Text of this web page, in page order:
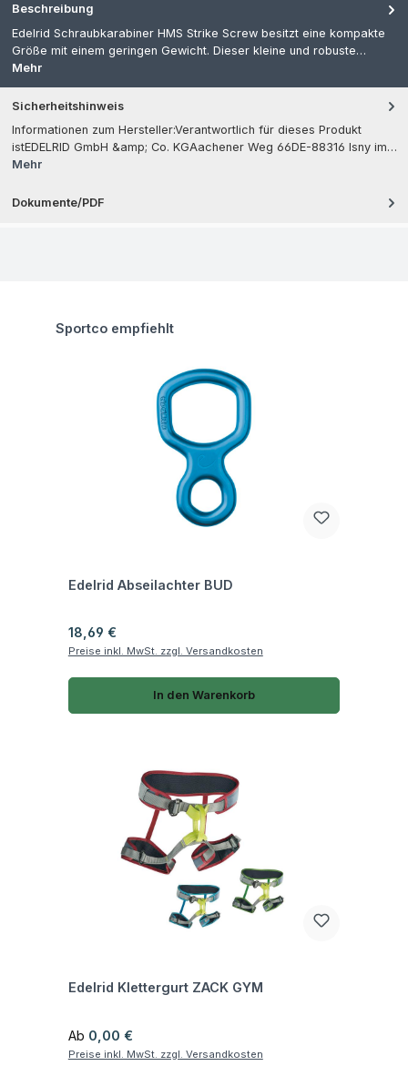
Beschreibung
Edelrid Schraubkarabiner HMS Strike Screw besitzt eine kompakte
Größe mit einem geringen Gewicht. Dieser kleine und robuste…
Mehr
Sicherheitshinweis
Informationen zum Hersteller:Verantwortlich für dieses Produkt
istEDELRID GmbH &amp; Co. KGAachener Weg 66DE-88316 Isny im…
Mehr
Dokumente/PDF
Produktgalerie überspringen
Sportco empfiehlt
Edelrid Abseilachter BUD
Regulärer Preis:
18,69 €
Preise inkl. MwSt. zzgl. Versandkosten
In den Warenkorb
Edelrid Klettergurt ZACK GYM
Regulärer Preis:
Ab 0,00 €
Preise inkl. MwSt. zzgl. Versandkosten